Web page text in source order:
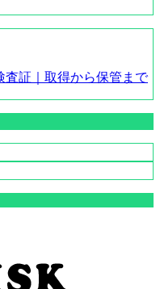
査証｜取得から保管まで